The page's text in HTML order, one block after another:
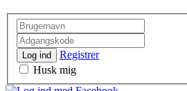
Log ind
Registrer
Husk mig